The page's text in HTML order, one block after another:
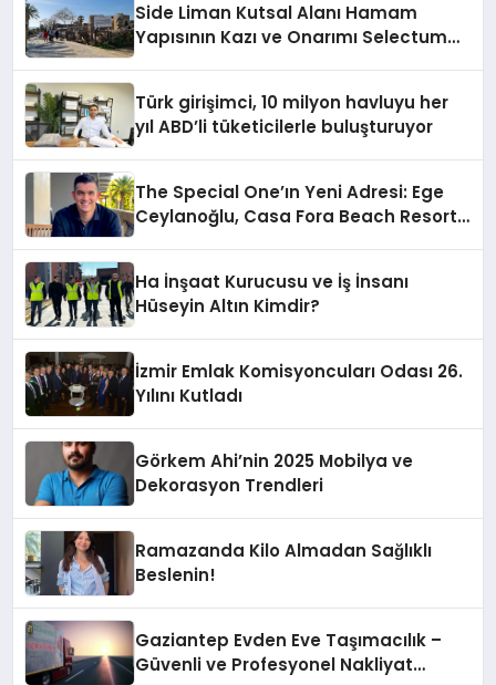
Side Liman Kutsal Alanı Hamam
Yapısının Kazı ve Onarımı Selectum
Türk girişimci, 10 milyon havluyu her
yıl ABD’li tüketicilerle buluşturuyor
The Special One’ın Yeni Adresi: Ege
Ceylanoğlu, Casa Fora Beach Resort
Ha İnşaat Kurucusu ve İş İnsanı
Hüseyin Altın Kimdir?
İzmir Emlak Komisyoncuları Odası 26.
Yılını Kutladı
Görkem Ahi’nin 2025 Mobilya ve
Dekorasyon Trendleri
Ramazanda Kilo Almadan Sağlıklı
Beslenin!
Gaziantep Evden Eve Taşımacılık –
Güvenli ve Profesyonel Nakliyat